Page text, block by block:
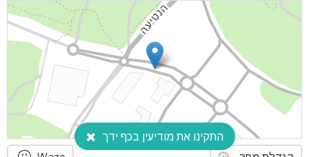
התקינו את מודיעין בכף ידך